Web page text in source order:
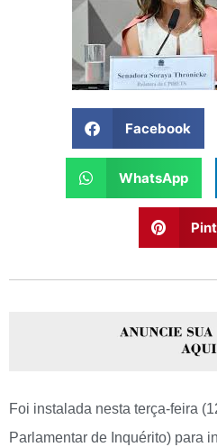
Facebook
WhatsApp
Foi instalada nesta terça-feira
Parlamentar de Inquérito) para